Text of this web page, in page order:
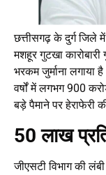
छत्तीसगढ़ के दुर्ग जिले
मशहूर गुटखा
भरकम जुर्माना लगाया
वर्षों में लगभग 900
बड़े पैमाने पर हेराफेरी
50 लाख
जीएसटी विभाग की